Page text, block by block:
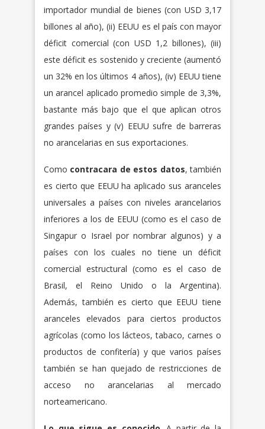
importador mundial de bienes (con USD 3,17
billones al año), (ii) EEUU es el país con mayor
déficit comercial (con USD 1,2 billones), (iii)
este déficit es sostenido y creciente (aumentó
un 32% en los últimos 4 años), (iv) EEUU tiene
un arancel aplicado promedio simple de 3,3%,
bastante más bajo que el que aplican otros
grandes países y (v) EEUU sufre de barreras
no arancelarias en sus exportaciones.
Como contracara de estos datos, también
es cierto que EEUU ha aplicado sus aranceles
universales a países con niveles arancelarios
inferiores a los de EEUU (como es el caso de
Singapur o Israel por nombrar algunos) y a
países con los cuales no tiene un déficit
comercial estructural (como es el caso de
Brasil, el Reino Unido o la Argentina).
Además, también es cierto que EEUU tiene
aranceles elevados para ciertos productos
agrícolas (como los lácteos, tabaco, carnes o
productos de confitería) y que varios países
también se han quejado de restricciones de
acceso no arancelarias al mercado
norteamericano.